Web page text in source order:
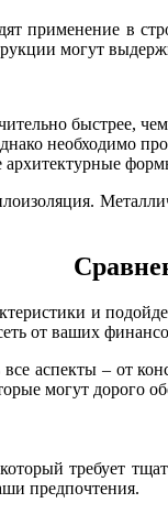
применение в
могут
быстрее,
необходимо
архитектурные
и
от ваших
аспекты – от
могут дорого
требует
предпочтения.